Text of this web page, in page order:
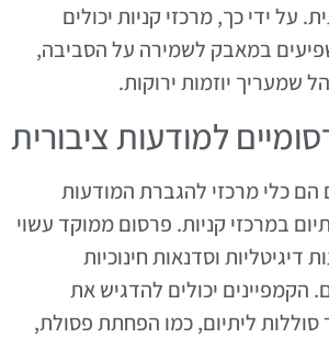
על ידי כך, מרכזי קניות יכולים
במאבק לשמירה על הסביבה,
שמעריך יוזמות ירוקות.
למודעות ציבורית
הם כלי מרכזי להגברת המודעות
במרכזי קניות. פרסום ממוקד עשוי
דיגיטליות וסדנאות חינוכיות
הקמפיינים יכולים להדגיש את
סוללות ליתיום, כמו הפחתת פסולת,